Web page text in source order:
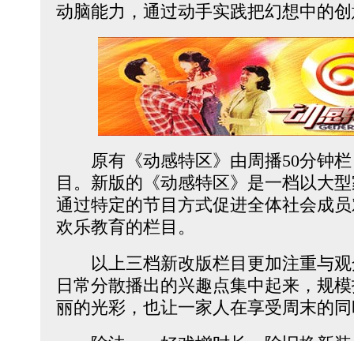
动脑能力，通过动手实践把幻想中的
原有《动感特区》由周播50分钟栏
目。新版的《动感特区》是一档以大
通过特定的节目方式促进全体社会成
欢乐教育的栏目。
以上三档新改版栏目更加注重与观
日常分散播出的兴趣点集中起来，规
丽的光彩，也让一家人在享受周末的